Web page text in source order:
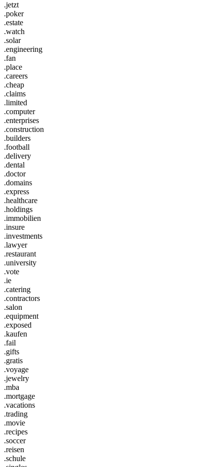
.jetzt
.poker
.estate
.watch
.solar
.engineering
.fan
.place
.careers
.cheap
.claims
.limited
.computer
.enterprises
.construction
.builders
.football
.delivery
.dental
.doctor
.domains
.express
.healthcare
.holdings
.immobilien
.insure
.investments
.lawyer
.restaurant
.university
.vote
.ie
.catering
.contractors
.salon
.equipment
.exposed
.kaufen
.fail
.gifts
.gratis
.voyage
.jewelry
.mba
.mortgage
.vacations
.trading
.movie
.recipes
.soccer
.reisen
.schule